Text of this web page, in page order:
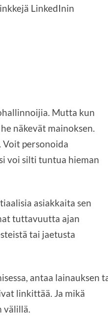
LinkedInin
Mutta kun
näkevät mainoksen.
Voit personoida
voi silti tuntua hieman
asiakkaita sen
tuttavuutta ajan
tai jaetusta
antaa lainauksen
linkittää. Ja mikä
välillä.